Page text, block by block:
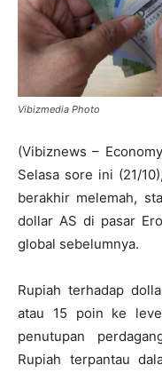
Vibizmedia Photo
(Vibiznews –
Selasa sore ini (21/
berakhir melemah,
dollar AS di pasar
global sebelumnya.
Rupiah terhadap
atau 15 poin ke
penutupan
Rupiah terpantau